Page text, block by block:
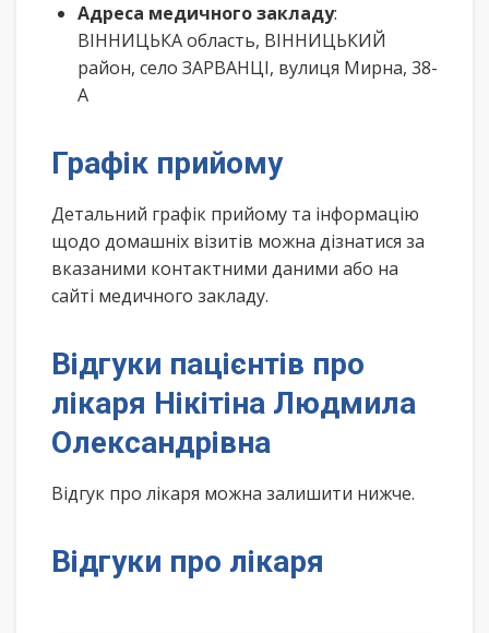
Адреса медичного закладу:
ВІННИЦЬКА область, ВІННИЦЬКИЙ
район, село ЗАРВАНЦІ, вулиця Мирна, 38-
А
Графік прийому
Детальний графік прийому та інформацію
щодо домашніх візитів можна дізнатися за
вказаними контактними даними або на
сайті медичного закладу.
Відгуки пацієнтів про
лікаря Нікітіна Людмила
Олександрівна
Відгук про лікаря можна залишити нижче.
Відгуки про лікаря